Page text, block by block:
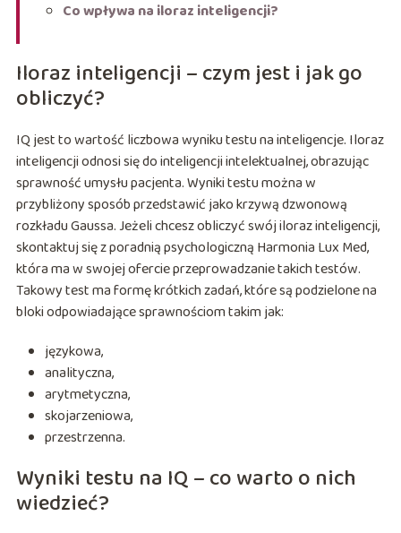
Co wpływa na iloraz inteligencji?
Iloraz inteligencji – czym jest i jak go
obliczyć?
IQ jest to wartość liczbowa wyniku testu na inteligencje. Iloraz
inteligencji odnosi się do inteligencji intelektualnej, obrazując
sprawność umysłu pacjenta. Wyniki testu można w
przybliżony sposób przedstawić jako krzywą dzwonową
rozkładu Gaussa. Jeżeli chcesz obliczyć swój iloraz inteligencji,
skontaktuj się z poradnią psychologiczną Harmonia Lux Med,
która ma w swojej ofercie przeprowadzanie takich testów.
Takowy test ma formę krótkich zadań, które są podzielone na
bloki odpowiadające sprawnościom takim jak:
językowa,
analityczna,
arytmetyczna,
skojarzeniowa,
przestrzenna.
Wyniki testu na IQ – co warto o nich
wiedzieć?